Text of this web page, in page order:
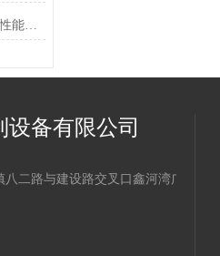
力士乐比例溢流阀是一种抗污染性能较好的电液控制阀
设备有限公司
二路与建设路交叉口鑫河湾广场